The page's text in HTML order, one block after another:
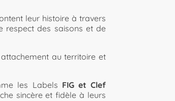
leur histoire à travers
respect des saisons et de
au territoire et
les Labels FIG et Clef
sincère et fidèle à leurs